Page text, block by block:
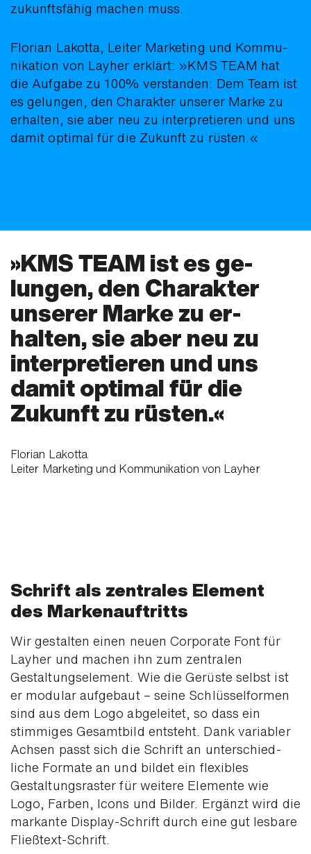
zukunfts­fähig machen muss.
Florian Lakotta, Leiter Marketing und Kommu­
nikation von Layher erklärt: »KMS TEAM hat
die Aufgabe zu 100% ver­standen: Dem Team ist
es ge­lungen, den Charakter unserer Marke zu
erhalten, sie aber neu zu inter­pretieren und uns
damit optimal für die Zu­kunft zu rüsten.«
KMS TEAM ist es ge­
lungen, den Charak­ter
unserer Marke zu er­
halten, sie aber neu zu
inter­pre­tieren und uns
damit optimal für die
Zukunft zu rüsten.
Florian Lakotta
Leiter Marketing und Kommunikation von Layher
Schrift als zentrales Element
des Markenauftritts
Wir gestalten einen neuen Corporate Font für
Layher und machen ihn zum zen­tralen
Gestaltungs­element. Wie die Gerüste selbst ist
er modular auf­gebaut – seine Schlüssel­formen
sind aus dem Logo ab­geleitet, so dass ein
stimmiges Gesamt­bild entsteht. Dank variabler
Achsen passt sich die Schrift an unter­schied­
liche Formate an und bildet ein flexibles
Gestaltungs­raster für weitere Elemente wie
Logo, Farben, Icons und Bilder. Ergänzt wird die
mar­kante Display-Schrift durch eine gut les­bare
Fließ­text-Schrift.